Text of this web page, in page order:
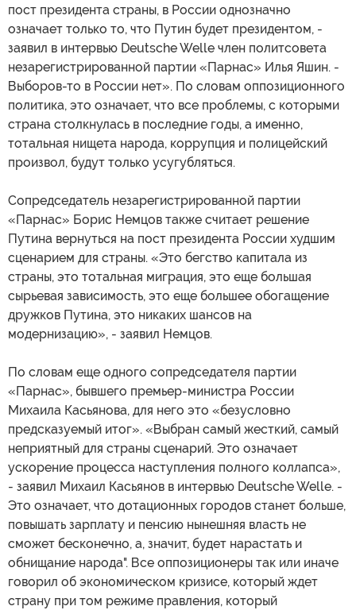
пост президента страны, в России однозначно
означает только то, что Путин будет президентом, -
заявил в интервью Deutsche Welle член политсовета
незарегистрированной партии «Парнас» Илья Яшин. -
Выборов-то в России нет». По словам оппозиционного
политика, это означает, что все проблемы, с которыми
страна столкнулась в последние годы, а именно,
тотальная нищета народа, коррупция и полицейский
произвол, будут только усугубляться.
Сопредседатель незарегистрированной партии
«Парнас» Борис Немцов также считает решение
Путина вернуться на пост президента России худшим
сценарием для страны. «Это бегство капитала из
страны, это тотальная миграция, это еще большая
сырьевая зависимость, это еще большее обогащение
дружков Путина, это никаких шансов на
модернизацию», - заявил Немцов.
По словам еще одного сопредседателя партии
«Парнас», бывшего премьер-министра России
Михаила Касьянова, для него это «безусловно
предсказуемый итог». «Выбран самый жесткий, самый
неприятный для страны сценарий. Это означает
ускорение процесса наступления полного коллапса»,
- заявил Михаил Касьянов в интервью Deutsche Welle. -
Это означает, что дотационных городов станет больше,
повышать зарплату и пенсию нынешняя власть не
сможет бесконечно, а, значит, будет нарастать и
обнищание народа". Все оппозиционеры так или иначе
говорил об экономическом кризисе, который ждет
страну при том режиме правления, который